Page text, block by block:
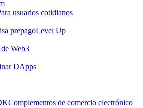
usuarios cotidianos
prepagoLevel Up
de Web3
DApps
Complementos de comercio electrónico